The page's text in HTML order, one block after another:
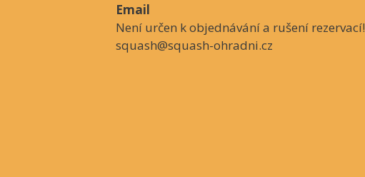
Email
Není určen k objednávání a rušení rezervací!
squash@squash-ohradni.cz